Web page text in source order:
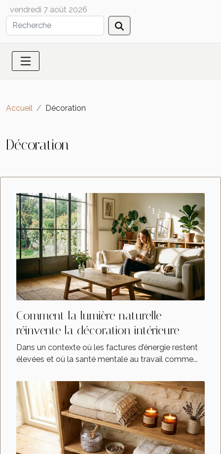
vendredi 7 août 2026
Accueil Décoration
Décoration
Comment la lumière naturelle
réinvente la décoration intérieure
Dans un contexte où les factures d’énergie restent
élevées et où la santé mentale au travail comme...